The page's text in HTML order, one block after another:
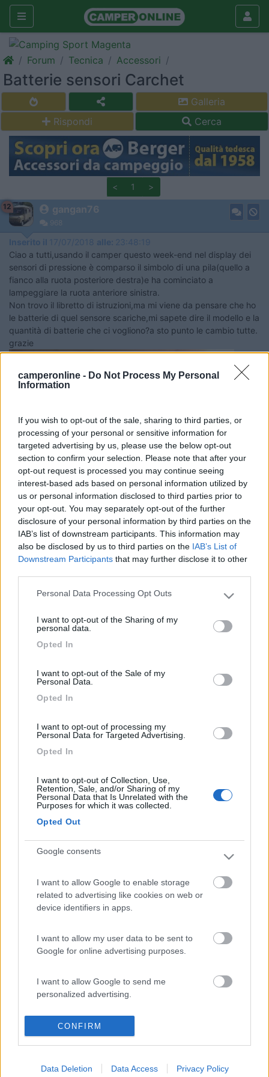
camperonline - Do Not Process My Personal
Information
If you wish to opt-out of the sale, sharing to third parties, or
processing of your personal or sensitive information for
targeted advertising by us, please use the below opt-out
section to confirm your selection. Please note that after your
opt-out request is processed you may continue seeing
interest-based ads based on personal information utilized by
us or personal information disclosed to third parties prior to
your opt-out. You may separately opt-out of the further
disclosure of your personal information by third parties on the
IAB’s list of downstream participants. This information may
also be disclosed by us to third parties on the IAB’s List of
Downstream Participants that may further disclose it to other
Please note that this website/app uses one or more Google
not limited to your visit or usage behaviour. You may click to
grant or deny consent to Google and its third-party tags to
use your data for below specified purposes in below Google
Personal Data Processing Opt Outs
I want to opt-out of the Sharing of my
personal data.
Opted In
I want to opt-out of the Sale of my
Personal Data.
Opted In
I want to opt-out of processing my
Personal Data for Targeted Advertising.
Opted In
I want to opt-out of Collection, Use,
Retention, Sale, and/or Sharing of my
Personal Data that Is Unrelated with the
Purposes for which it was collected.
Opted Out
Google consents
I want to allow Google to enable storage
related to advertising like cookies on web or
device identifiers in apps.
I want to allow my user data to be sent to
Google for online advertising purposes.
I want to allow Google to send me
personalized advertising.
I want to allow Google to enable storage
related to analytics like cookies on web or
CONFIRM
Data Deletion Data Access Privacy Policy
Forum Tecnica Accessori
Batterie sensori Carchet
Galleria
Rispondi
Cerca
< 1 >
12 gangan76
968
Inserito il 17/07/2018 alle: 23:48:19
Ciao a tutti,usando il camper questo week-end nel display dei
sensori di pressione è comparso il simbolo di una pila(quello a
fianco alla ruota posteriore destra)e ha cominciato a
lampeggiare la ruota anteriore sinistra.
Non trovo il libretto di istruzioni,ma mi viene da pensare che ho
le batterie di quel sensore scariche,mi sapete dire il modello e la
quantità di batterie che ci vogliono?a sto punto le cambio tutte.
grazie
Inserito il17/07/2018 alle:23:54:34
pressione è comparso il simbolo di una pila(quello a fianco alla ruota
posteriore destra)e ha cominciato a lampeggiare la ruota anteriore
sinistra.
Sono batterie al litio a bottone da 3,2V e la sigla è CR1632. Ce
ne vuole una per ogni sensore.
Il camper è come la salute: ti accorgi come stavi bene prima, quando non l'hai
Se l'evoluzione ci ha dato 2 orecchie e una bocca, significa che dobbiamo tutti
(me compreso) ascoltare più che parlare
gangan76
968